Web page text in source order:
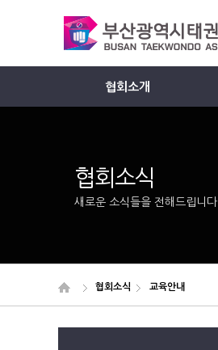
협회소개
협회소식
새로운 소식들을 전해드립니다
협회소식 교육안내